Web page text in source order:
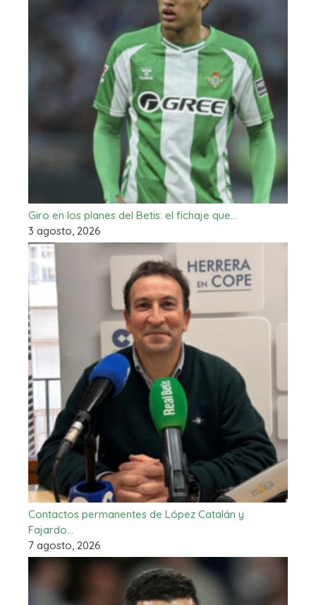
Giro en los planes del Betis: el fichaje que…
3 agosto, 2026
Contactos permanentes de López Catalán y
Fajardo…
7 agosto, 2026